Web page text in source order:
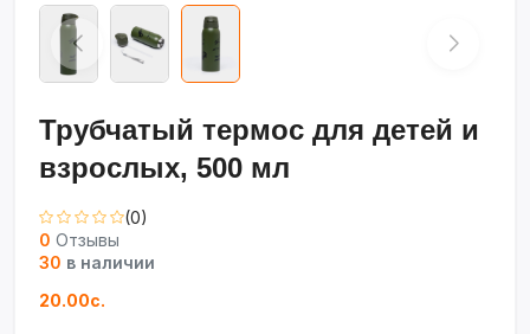
Трубчатый термос для детей и
взрослых, 500 мл
(0)
0 Отзывы
30 в наличии
20.00с.